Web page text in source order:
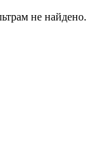
не найдено.